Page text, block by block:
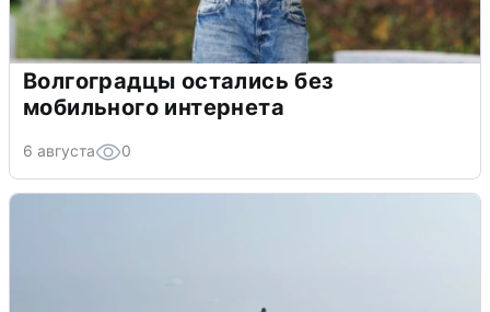
Волгоградцы остались без
мобильного интернета
6 августа 0